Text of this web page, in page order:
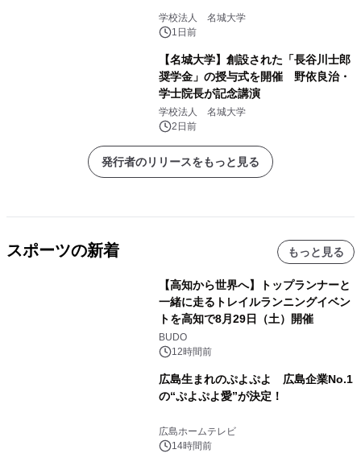
学校法人 名城大学
1日前
【名城大学】創設された「長谷川士郎
奨学金」の授与式を開催 野依良治・
学士院長が記念講演
学校法人 名城大学
2日前
発行者のリリースをもっと見る
スポーツの新着 もっと見る
【高知から世界へ】トップランナーと
一緒に走るトレイルランニングイベン
トを高知で8月29日（土）開催
BUDO
12時間前
広島生まれのぷよぷよ 広島企業No.1
の“ぷよぷよ愛”が決定！
広島ホームテレビ
14時間前